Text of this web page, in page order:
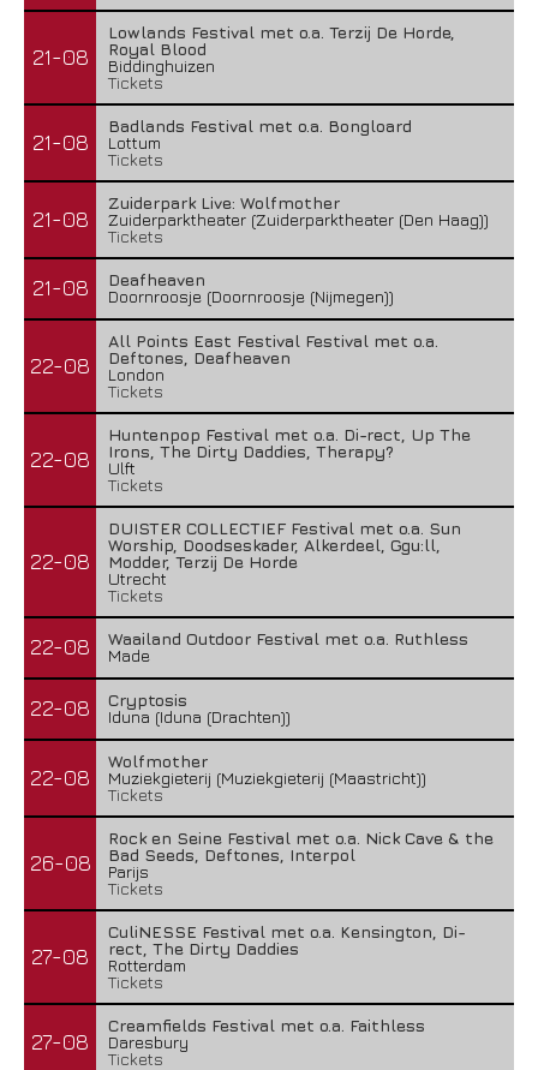
21-08
Lowlands Festival met o.a. Terzij De Horde,
Royal Blood
Biddinghuizen
Tickets
21-08
Badlands Festival met o.a. Bongloard
Lottum
Tickets
21-08
Zuiderpark Live: Wolfmother
Zuiderparktheater (Zuiderparktheater (Den Haag))
Tickets
21-08
Deafheaven
Doornroosje (Doornroosje (Nijmegen))
22-08
All Points East Festival Festival met o.a.
Deftones, Deafheaven
London
Tickets
22-08
Huntenpop Festival met o.a. Di-rect, Up The
Irons, The Dirty Daddies, Therapy?
Ulft
Tickets
22-08
DUISTER COLLECTIEF Festival met o.a. Sun
Worship, Doodseskader, Alkerdeel, Ggu:ll,
Modder, Terzij De Horde
Utrecht
Tickets
22-08
Waailand Outdoor Festival met o.a. Ruthless
Made
22-08
Cryptosis
Iduna (Iduna (Drachten))
22-08
Wolfmother
Muziekgieterij (Muziekgieterij (Maastricht))
Tickets
26-08
Rock en Seine Festival met o.a. Nick Cave & the
Bad Seeds, Deftones, Interpol
Parijs
Tickets
27-08
CuliNESSE Festival met o.a. Kensington, Di-
rect, The Dirty Daddies
Rotterdam
Tickets
27-08
Creamfields Festival met o.a. Faithless
Daresbury
Tickets